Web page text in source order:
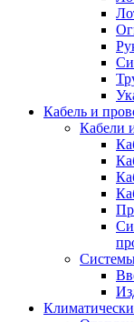
Кабель и
Кабели